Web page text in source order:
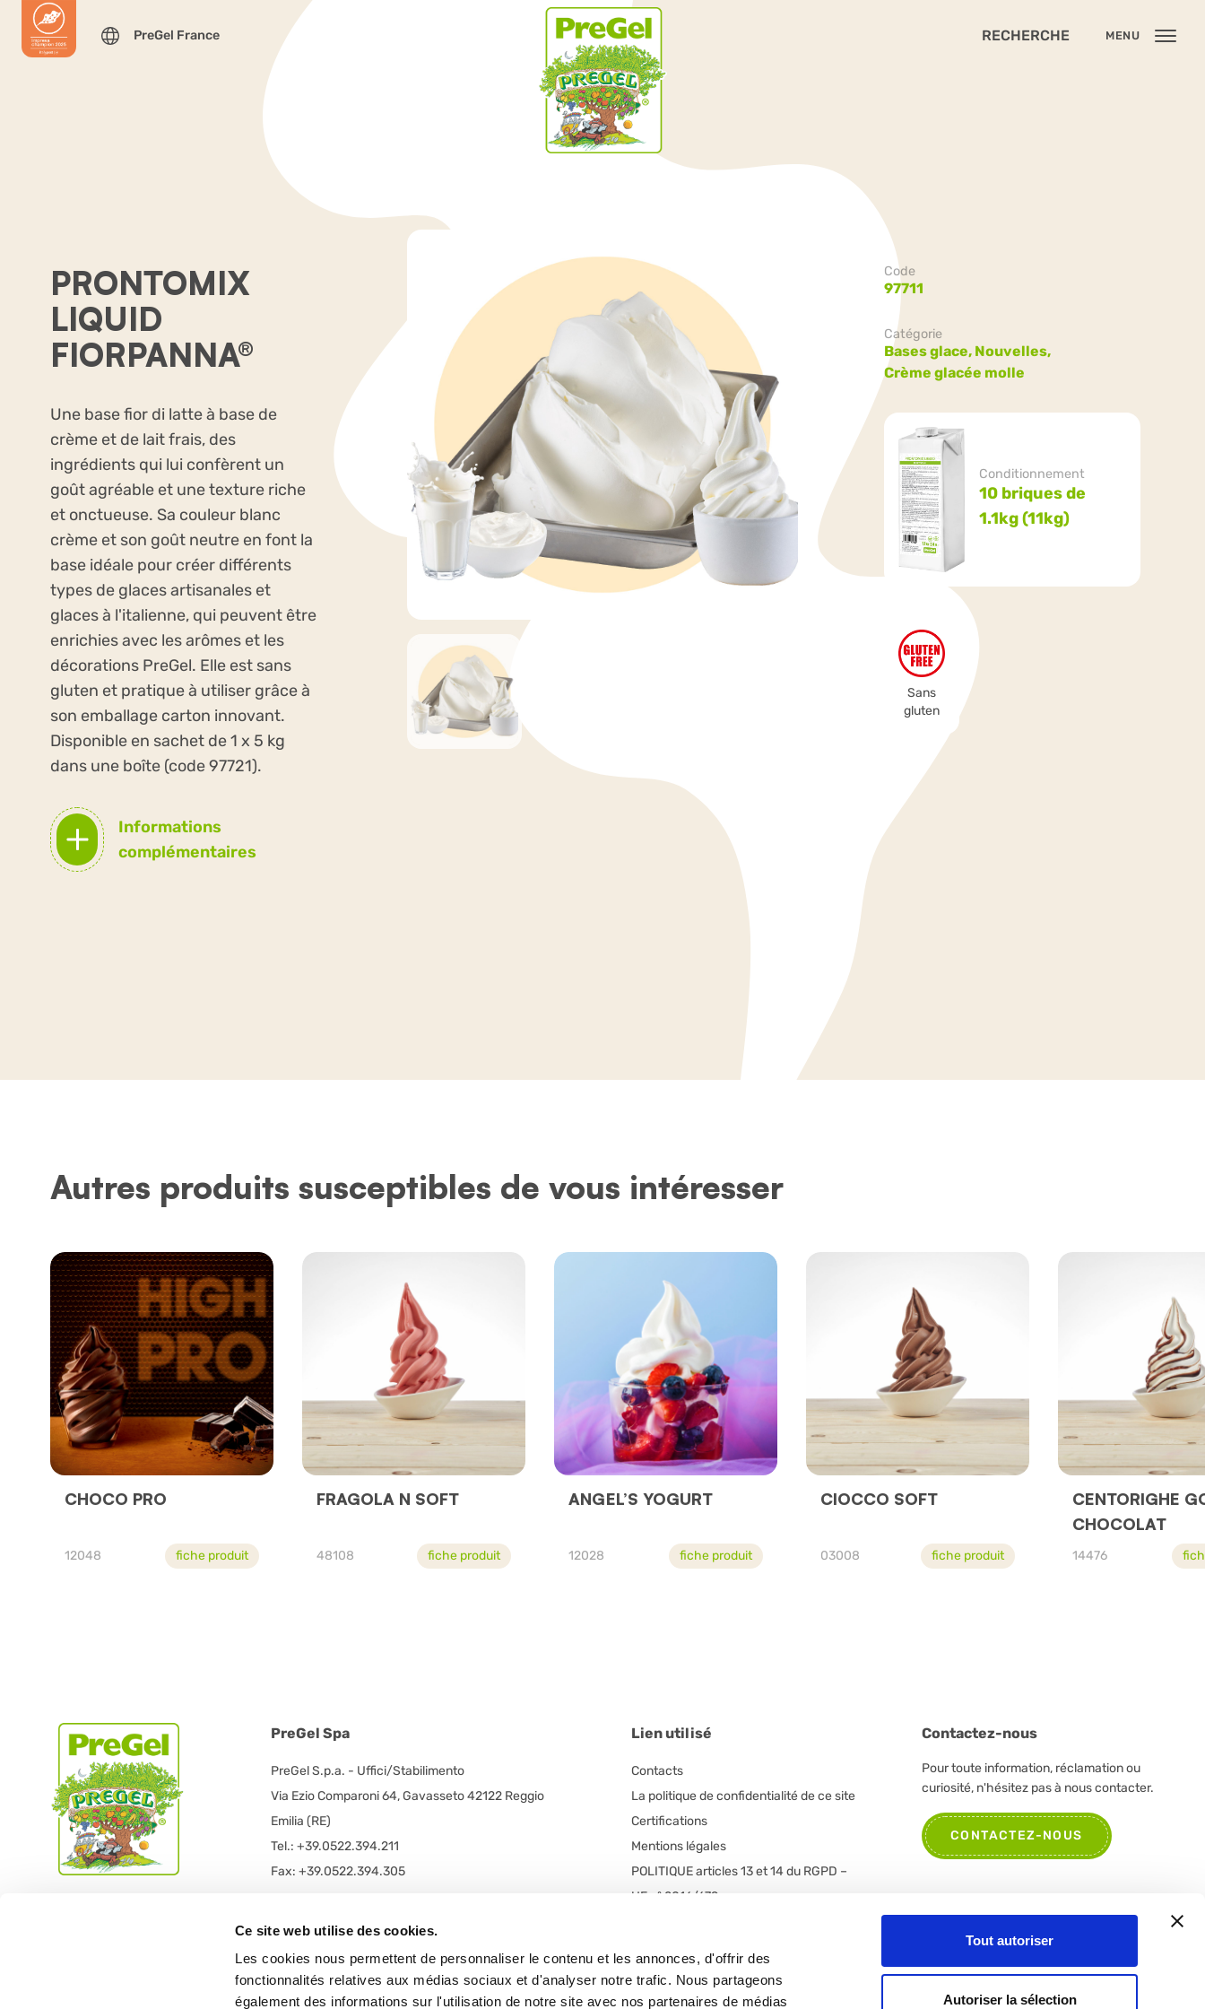
Ce site web utilise des cookies.
Les cookies nous permettent de personnaliser le contenu et les annonces, d'offrir des
fonctionnalités relatives aux médias sociaux et d'analyser notre trafic. Nous partageons
également des informations sur l'utilisation de notre site avec nos partenaires de médias
Tout autoriser
Autoriser la sélection
PreGel France RECHERCHE MENU
PRONTOMIX
LIQUID
FIORPANNA®
Une base fior di latte à base de
crème et de lait frais, des
ingrédients qui lui confèrent un
goût agréable et une texture riche
et onctueuse. Sa couleur blanc
crème et son goût neutre en font la
base idéale pour créer différents
types de glaces artisanales et
glaces à l'italienne, qui peuvent être
enrichies avec les arômes et les
décorations PreGel. Elle est sans
gluten et pratique à utiliser grâce à
son emballage carton innovant.
Disponible en sachet de 1 x 5 kg
dans une boîte (code 97721).
Informations
complémentaires
Code
97711
Catégorie
Bases glace, Nouvelles,
Crème glacée molle
Conditionnement
10 briques de
1.1kg (11kg)
Sans
gluten
Autres produits susceptibles de vous intéresser
CHOCO PRO
12048 fiche produit
FRAGOLA N SOFT
48108 fiche produit
ANGEL’S YOGURT
12028 fiche produit
CIOCCO SOFT
03008 fiche produit
CENTORIGHE
CHOCOLAT
14476
PreGel Spa
PreGel S.p.a. - Uffici/Stabilimento
Via Ezio Comparoni 64, Gavasseto 42122 Reggio
Emilia (RE)
Tel.: +39.0522.394.211
Fax: +39.0522.394.305
Via 11 Settembre 2001 n. 5/A
42019 Scandiano (RE) - Frazione Arceto (Italy)
Lien utilisé
Contacts
La politique de confidentialité de ce site
Certifications
Mentions légales
POLITIQUE articles 13 et 14 du RGPD –
UE nº 2016/679
Contactez-nous
Pour toute information, réclamation ou
curiosité, n'hésitez pas à nous contacter.
CONTACTEZ-NOUS